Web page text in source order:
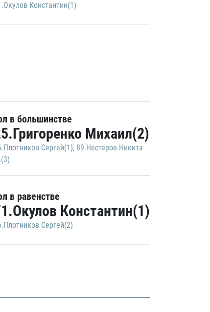
Константин(1)
в большинстве
Михаил(2)
Сергей(1), 89.Нестеров Никита
в равенстве
Константин(1)
Сергей(2)